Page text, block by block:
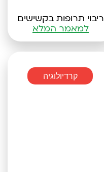
ריבוי תרופות בקשישים
למאמר המלא
קרדיולוגיה